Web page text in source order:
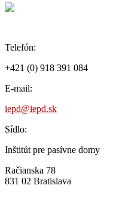
Telefón:
+421 (0) 918 391 084
E-mail:
iepd@iepd.sk
Sídlo:
Inštitút pre pasívne domy
Račianska 78
831 02 Bratislava